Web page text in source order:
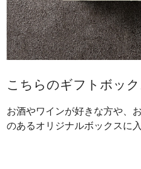
こちらのギフトボッ
お酒やワインが好きな方や、
のあるオリジナルボックスに